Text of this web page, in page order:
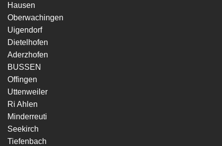
Hausen
Oberwachingen
Uigendorf
Dietelhofen
Aderzhofen
BUSSEN
Offingen
Uttenweiler
Ri Ahlen
Minderreuti
Seekirch
Tiefenbach